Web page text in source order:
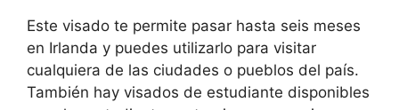
Este visado te permite pasar hasta seis meses
en Irlanda y puedes utilizarlo para visitar
cualquiera de las ciudades o pueblos del país.
También hay visados de estudiante disponibles